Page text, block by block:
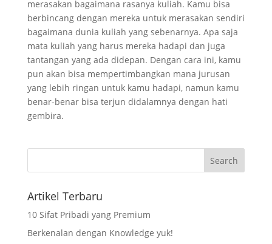
merasakan bagaimana rasanya kuliah. Kamu bisa
berbincang dengan mereka untuk merasakan sendiri
bagaimana dunia kuliah yang sebenarnya. Apa saja
mata kuliah yang harus mereka hadapi dan juga
tantangan yang ada didepan. Dengan cara ini, kamu
pun akan bisa mempertimbangkan mana jurusan
yang lebih ringan untuk kamu hadapi, namun kamu
benar-benar bisa terjun didalamnya dengan hati
gembira.
Artikel Terbaru
10 Sifat Pribadi yang Premium
Berkenalan dengan Knowledge yuk!